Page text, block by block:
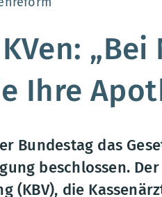
Ihre
Bundestag das
beschlossen.
(KBV), die